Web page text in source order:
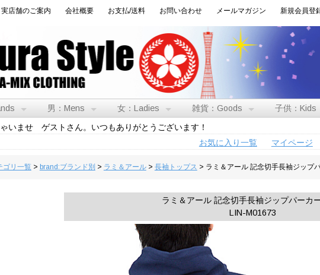
実店舗のご案内 会社概要 お支払/送料 お問い合わせ メールマガジン 新規会員登
男：Mens 女：Ladies 雑貨：Goods 子供：Kids
いませ ゲストさん。いつもありがとうございます！
お気に入り一覧
マイページ
ゴリ一覧> brand:ブランド別 > ラミ＆アール> 長袖トップス > ラミ＆アール 記念切手長袖ジップ
ラミ＆アール 記念切手長袖ジップパーカ
LIN-M01673